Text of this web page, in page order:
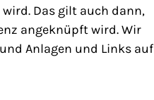
Das gilt auch dann,
angeknüpft wird. Wir
Anlagen und Links auf